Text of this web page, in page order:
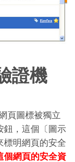
證機
頁圖標被獨立
鈕，這個〔圖示
標明網頁的安全
個網頁的安全資